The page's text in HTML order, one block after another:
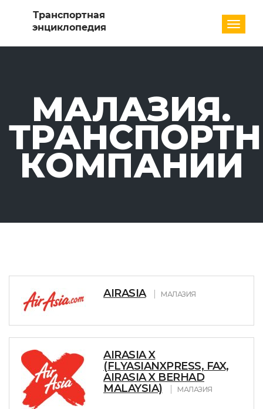
МАЛАЗИЯ.
КОМПАНИИ
AIRASIA МАЛАЗИЯ
AIRASIA X
(FLYASIANXPRESS, FAX,
AIRASIA X BERHAD
MALAYSIA)
МАЛАЗИЯ